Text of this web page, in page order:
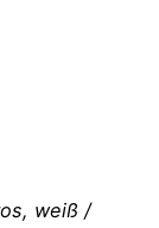
weiß /